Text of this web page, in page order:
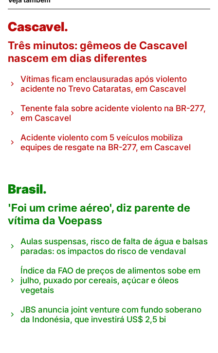
Cascavel.
Três minutos: gêmeos de Cascavel
nascem em dias diferentes
Vítimas ficam enclausuradas após violento
acidente no Trevo Cataratas, em Cascavel
Tenente fala sobre acidente violento na BR-277,
em Cascavel
Acidente violento com 5 veículos mobiliza
equipes de resgate na BR-277, em Cascavel
Brasil.
'Foi um crime aéreo', diz parente de
vítima da Voepass
Aulas suspensas, risco de falta de água e balsas
paradas: os impactos do risco de vendaval
Índice da FAO de preços de alimentos sobe em
julho, puxado por cereais, açúcar e óleos
vegetais
JBS anuncia joint venture com fundo soberano
da Indonésia, que investirá US$ 2,5 bi